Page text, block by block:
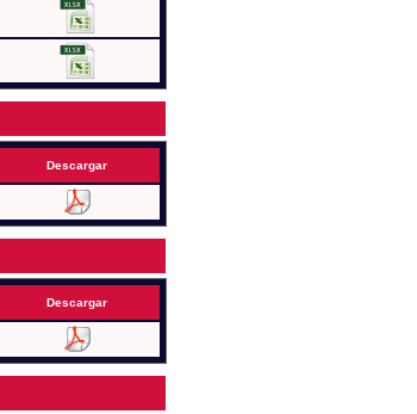
Descargar
Descargar